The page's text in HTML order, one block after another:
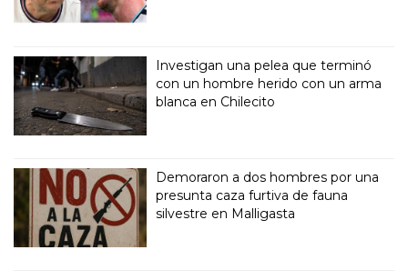
Investigan una pelea que terminó
con un hombre herido con un arma
blanca en Chilecito
Demoraron a dos hombres por una
presunta caza furtiva de fauna
silvestre en Malligasta